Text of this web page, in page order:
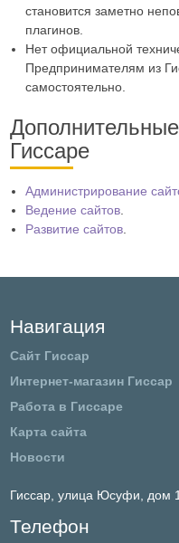
становится заметно
плагинов.
Нет официальной
Предпринимателям из
самостоятельно.
Гиссаре
Администрирование
Ведение сайтов
Развитие сайтов
Навигация
Сайт Гиссар
Интернет-магазин Гиссар
Работа в Гиссаре
Карта сайта
Новости
Гиссар, улица Юсуфи, дом
Телефон